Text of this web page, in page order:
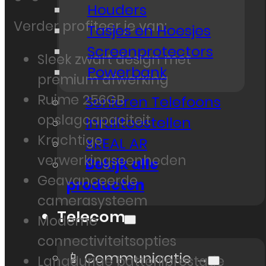
Houders
Tasjes en Hoesjes
Screenprotectors
Powerbank
Senioren Telefoons
Inruiltoestellen
XREAL AR
Bekijk alle
producten
Telecom
📱 Communicatie →
Verder profiteer je van:
Sleek zwart design met
premium afwerking
Ruime 256GB
opslagcapaciteit
Krachtige
verwerkingseenheden
Geavanceerde
camerasysteem
Moderne
connectiviteitsopties
Langdurige batterijprestatie